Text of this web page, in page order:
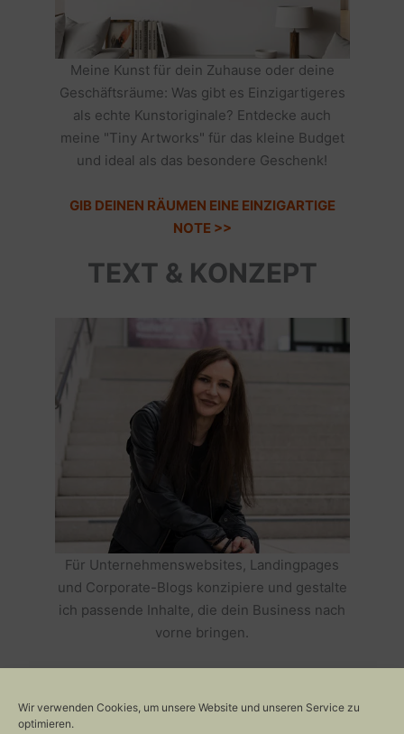
Wir verwenden Cookies, um unsere Website und unseren Service zu
optimieren.
Meine Kunst für dein Zuhause oder deine
Geschäftsräume: Was gibt es Einzigartigeres
als echte Kunstoriginale? Entdecke auch
meine "Tiny Artworks" für das kleine Budget
und ideal als das besondere Geschenk!
GIB DEINEN RÄUMEN EINE EINZIGARTIGE
NOTE >>
TEXT & KONZEPT
Für Unternehmenswebsites, Landingpages
und Corporate-Blogs konzipiere und gestalte
ich passende Inhalte, die dein Business nach
vorne bringen.
ERFOLGREICH MACHEN >>